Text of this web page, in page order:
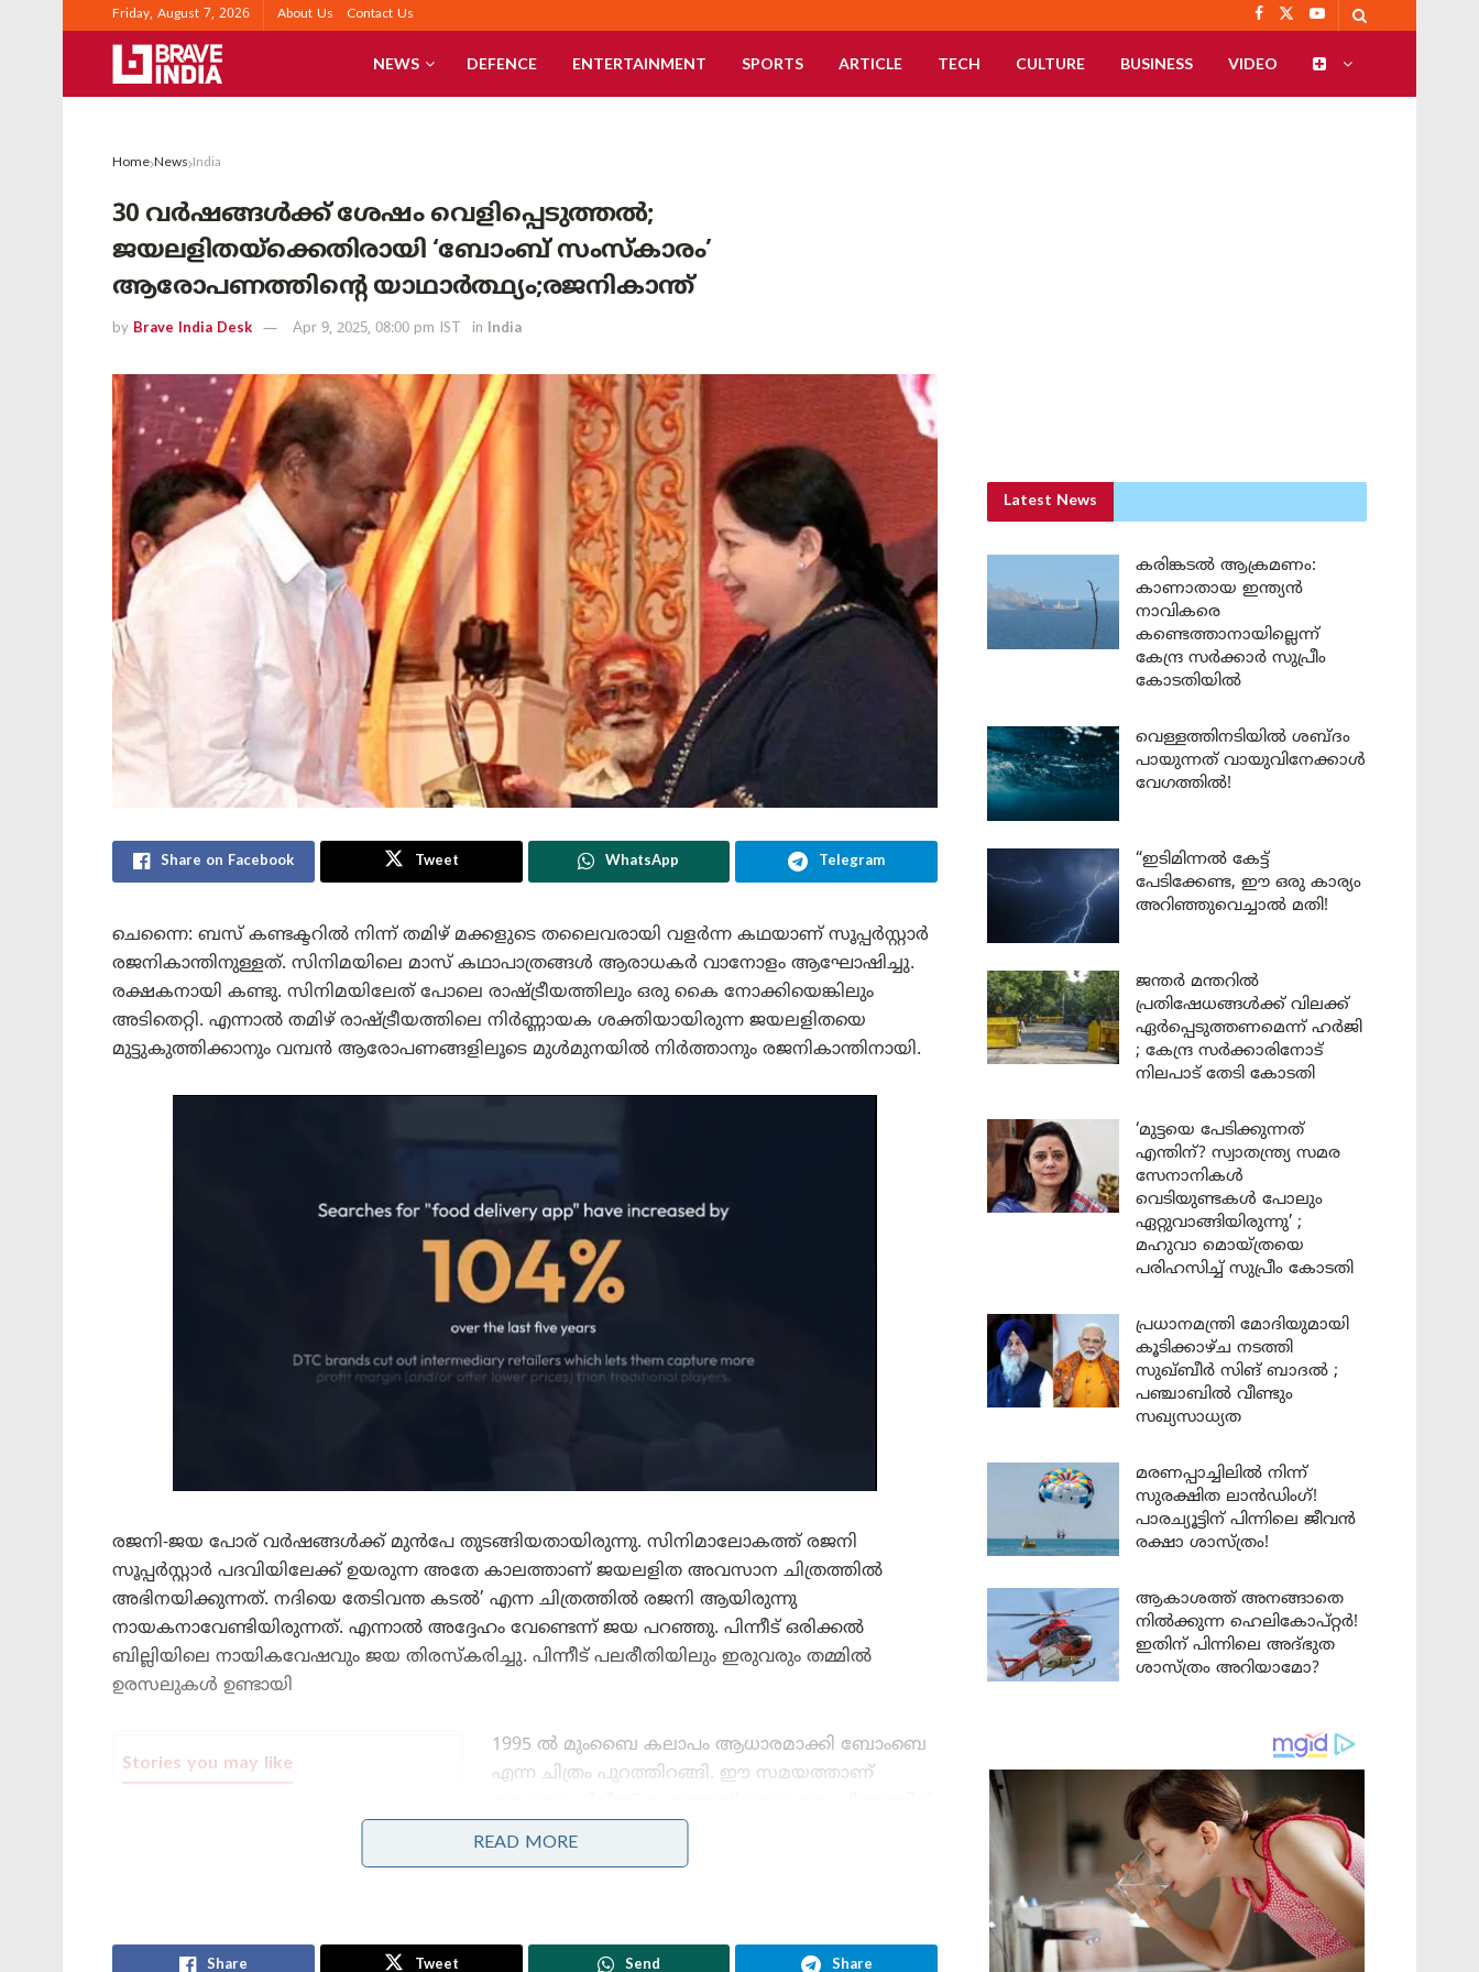
Friday, August 7, 2026 About Us Contact Us
NEWS DEFENCE ENTERTAINMENT SPORTS ARTICLE TECH CULTURE BUSINESS VIDEO
Home News India
30 വർഷങ്ങൾക്ക് ശേഷം വെളിപ്പെടുത്തൽ;
ജയലളിതയ്‌ക്കെതിരായി ‘ബോംബ് സംസ്‌കാരം’
ആരോപണത്തിന്റെ യാഥാർത്ഥ്യം;രജനികാന്ത്
by Brave India Desk Apr 9, 2025, 08:00 pm IST in India
Share on Facebook Tweet WhatsApp Telegram
ചെന്നൈ: ബസ് കണ്ടക്ടറിൽ നിന്ന് തമിഴ് മക്കളുടെ തലൈവരായി വളർന്ന കഥയാണ് സൂപ്പർസ്റ്റാർ
രജനികാന്തിനുള്ളത്. സിനിമയിലെ മാസ് കഥാപാത്രങ്ങൾ ആരാധകർ വാനോളം ആഘോഷിച്ചു.
രക്ഷകനായി കണ്ടു. സിനിമയിലേത് പോലെ രാഷ്ട്രീയത്തിലും ഒരു കൈ നോക്കിയെങ്കിലും
അടിതെറ്റി. എന്നാൽ തമിഴ് രാഷ്ട്രീയത്തിലെ നിർണ്ണായക ശക്തിയായിരുന്ന ജയലളിതയെ
മുട്ടുകുത്തിക്കാനും വമ്പൻ ആരോപണങ്ങളിലൂടെ മുൾമുനയിൽ നിർത്താനും രജനികാന്തിനായി.
രജനി-ജയ പോര് വർഷങ്ങൾക്ക് മുൻപേ തുടങ്ങിയതായിരുന്നു. സിനിമാലോകത്ത് രജനി
സൂപ്പർസ്റ്റാർ പദവിയിലേക്ക് ഉയരുന്ന അതേ കാലത്താണ് ജയലളിത അവസാന ചിത്രത്തിൽ
അഭിനയിക്കുന്നത്. നദിയെ തേടിവന്ത കടൽ’ എന്ന ചിത്രത്തിൽ രജനി ആയിരുന്നു
നായകനാവേണ്ടിയിരുന്നത്. എന്നാൽ അദ്ദേഹം വേണ്ടെന്ന് ജയ പറഞ്ഞു. പിന്നീട് ഒരിക്കൽ
ബില്ലിയിലെ നായികവേഷവും ജയ തിരസ്‌കരിച്ചു. പിന്നീട് പലരീതിയിലും ഇരുവരും തമ്മിൽ
ഉരസലുകൾ ഉണ്ടായി
Stories you may like
കരിങ്കടൽ ആക്രമണം: കാണാതായ
കേന്ദ്ര സർക്കാരിനോട് നിലപാട് തേടി
കോടതി
1995 ൽ മുംബൈ കലാപം ആധാരമാക്കി ബോംബെ
എന്ന ചിത്രം പുറത്തിറങ്ങി. ഈ സമയത്താണ്
പിന്നാലെ മണിരത്‌നത്തിന്റെ ചെന്നൈയിലെ
വസതിയിലേക്ക് ബോംബേറുണ്ടായി. അൽ ഉമ എന്ന
ജയലളിത സർക്കാരിനെതിരായ വടിയായി
READ MORE
Share Tweet Send Share
Latest News
കരിങ്കടൽ ആക്രമണം:
കാണാതായ ഇന്ത്യൻ
നാവികരെ
കണ്ടെത്താനായില്ലെന്ന്
കേന്ദ്ര സർക്കാർ സുപ്രീം
കോടതിയിൽ
വെള്ളത്തിനടിയിൽ ശബ്ദം
പായുന്നത് വായുവിനേക്കാൾ
വേഗത്തിൽ!
“ഇടിമിന്നൽ കേട്ട്
പേടിക്കേണ്ട, ഈ ഒരു കാര്യം
അറിഞ്ഞുവെച്ചാൽ മതി!
ജന്തർ മന്തറിൽ
പ്രതിഷേധങ്ങൾക്ക് വിലക്ക്
ഏർപ്പെടുത്തണമെന്ന് ഹർജി
; കേന്ദ്ര സർക്കാരിനോട്
നിലപാട് തേടി കോടതി
‘മുട്ടയെ പേടിക്കുന്നത്
എന്തിന്? സ്വാതന്ത്ര്യ സമര
സേനാനികൾ
വെടിയുണ്ടകൾ പോലും
ഏറ്റുവാങ്ങിയിരുന്നു’ ;
മഹുവാ മൊയ്ത്രയെ
പരിഹസിച്ച് സുപ്രീം കോടതി
പ്രധാനമന്ത്രി മോദിയുമായി
കൂടിക്കാഴ്ച നടത്തി
സുഖ്ബീർ സിങ് ബാദൽ ;
പഞ്ചാബിൽ വീണ്ടും
സഖ്യസാധ്യത
മരണപ്പാച്ചിലിൽ നിന്ന്
സുരക്ഷിത ലാൻഡിംഗ്!
പാരച്യൂട്ടിന് പിന്നിലെ ജീവൻ
രക്ഷാ ശാസ്ത്രം!
ആകാശത്ത് അനങ്ങാതെ
നില്‍ക്കുന്ന ഹെലികോപ്റ്റര്‍!
ഇതിന് പിന്നിലെ അദ്ഭുത
ശാസ്ത്രം അറിയാമോ?